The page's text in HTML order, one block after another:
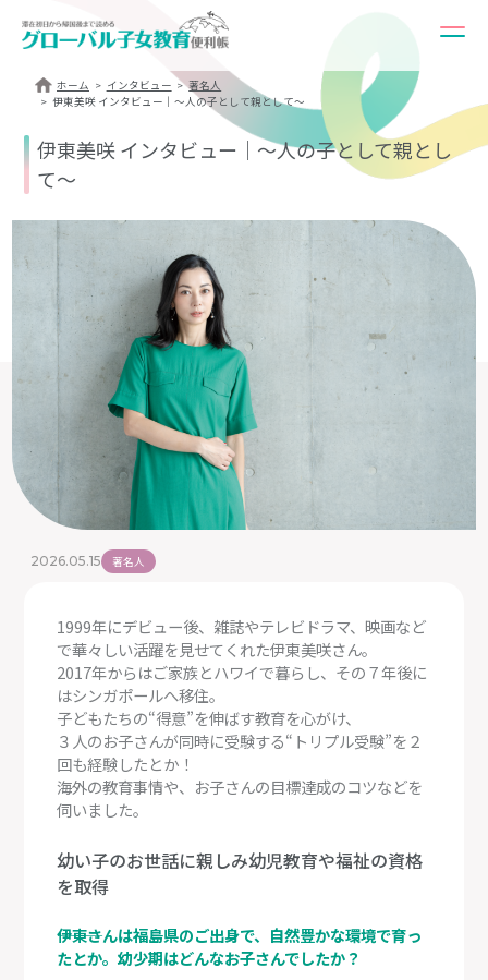
ホーム インタビュー
著名人
伊東美咲 インタビュー｜～人の子として親として～
伊東美咲 インタビュー｜～人の子として親とし
て～
2026.05.15 著名人
1999年にデビュー後、雑誌やテレビドラマ、映画など
で華々しい活躍を見せてくれた伊東美咲さん。
2017年からはご家族とハワイで暮らし、その７年後に
はシンガポールへ移住。
子どもたちの“得意”を伸ばす教育を心がけ、
３人のお子さんが同時に受験する“トリプル受験”を２
回も経験したとか！
海外の教育事情や、お子さんの目標達成のコツなどを
伺いました。
幼い子のお世話に親しみ幼児教育や福祉の資格
を取得
―――伊東さんは福島県のご出身で、自然豊かな環境で育っ
たとか。幼少期はどんなお子さんでしたか？